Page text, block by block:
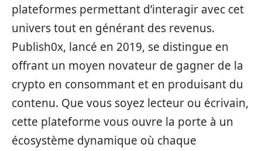
plateformes permettant d’interagir avec cet
univers tout en générant des revenus.
Publish0x, lancé en 2019, se distingue en
offrant un moyen novateur de gagner de la
crypto en consommant et en produisant du
contenu. Que vous soyez lecteur ou écrivain,
cette plateforme vous ouvre la porte à un
écosystème dynamique où chaque